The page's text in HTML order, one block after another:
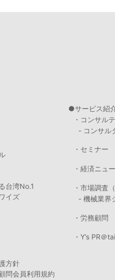
台湾No.1
イズ
方針
問会員利用規約
サービス紹
・コンサル
- コンサル
・セミナー
・経済ニュ
・市場調査
- 機械業界
・労務顧問
・Y’s PR＠